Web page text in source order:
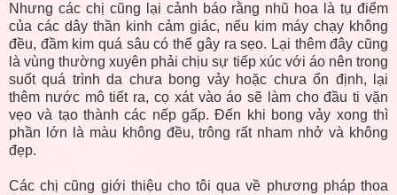
Nhưng các chị cũng lại cảnh báo rằng nhũ hoa là tụ điểm
của các dây thần kinh cảm giác, nếu kim máy chạy không
đều, đầm kim quá sâu có thể gây ra sẹo. Lại thêm đây cũng
là vùng thường xuyên phải chịu sự tiếp xúc với áo nên trong
suốt quá trình da chưa bong vảy hoặc chưa ổn định, lại
thêm nước mô tiết ra, cọ xát vào áo sẽ làm cho đầu ti vặn
vẹo và tạo thành các nếp gấp. Đến khi bong vảy xong thì
phần lớn là màu không đều, trông rất nham nhở và không
đẹp.
Các chị cũng giới thiệu cho tôi qua về phương pháp thoa